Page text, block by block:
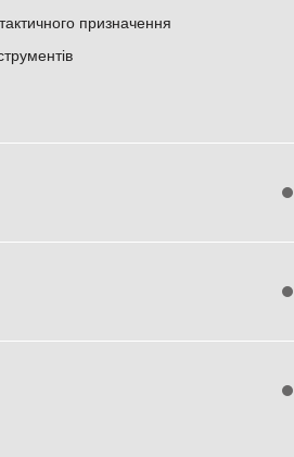
призначення